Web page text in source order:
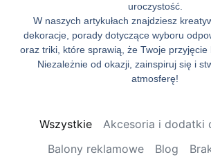
uroczystość.
W naszych artykułach znajdziesz
dekoracje, porady dotyczące wyboru
oraz triki, które sprawią, że Twoje przyjęcie
Niezależnie od okazji, zainspiruj się i
atmosferę!
Akcesoria i dodatki
Balony reklamowe
Blog
Wszystkie